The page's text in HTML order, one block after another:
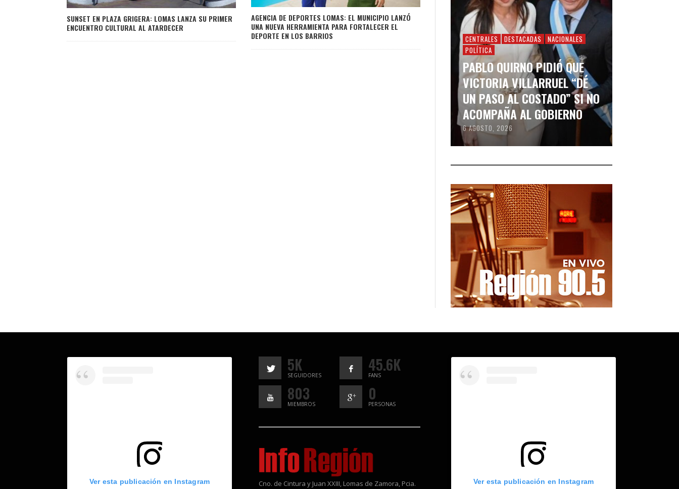
SUNSET EN PLAZA GRIGERA: LOMAS LANZA SU PRIMER
ENCUENTRO CULTURAL AL ATARDECER
AGENCIA DE DEPORTES LOMAS: EL MUNICIPIO LANZÓ
UNA NUEVA HERRAMIENTA PARA FORTALECER EL
DEPORTE EN LOS BARRIOS
CENTRALES DESTACADAS
NACIONALES
POLÍTICA
PABLO QUIRNO PIDIÓ QUE
VICTORIA VILLARRUEL “DÉ
UN PASO AL COSTADO” SI NO
ACOMPAÑA AL GOBIERNO
6 AGOSTO, 2026
Ver esta publicación en Instagram
5K
SEGUIDORES
45.6K
FANS
803
MIEMBROS
0
PERSONAS
Cno. de Cintura y Juan XXIII, Lomas de Zamora, Pcia. Ver esta publicación en Instagram